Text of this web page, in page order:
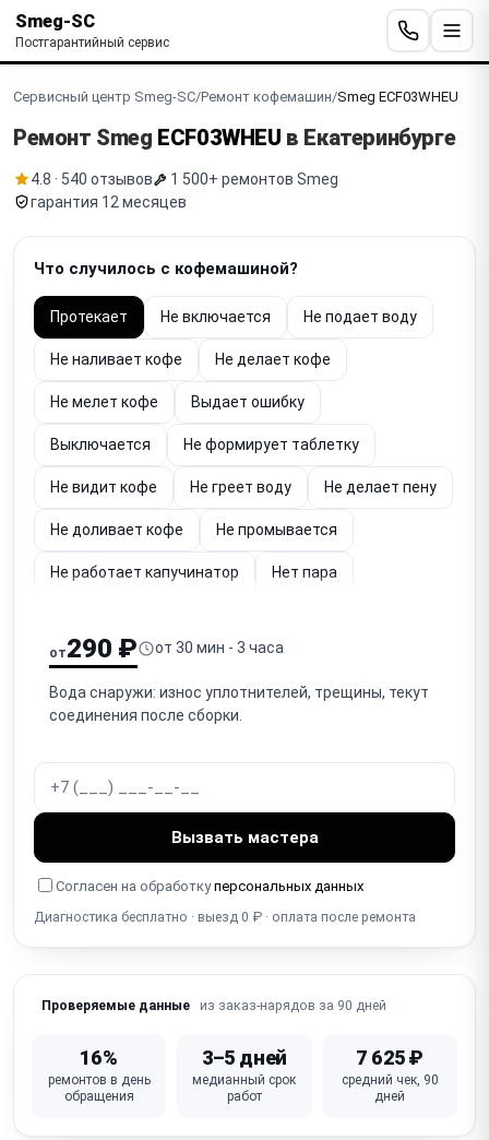
Smeg-SC
Постгарантийный сервис
Сервисный центр Smeg-SC/Ремонт кофемашин/Smeg ECF03WHEU
Ремонт Smeg ECF03WHEU в Екатеринбурге
4.8 · 540 отзывов
1 500+ ремонтов Smeg
гарантия 12 месяцев
Что случилось с кофемашиной?
Протекает Не включается Не подает воду
Не наливает кофе Не делает кофе
Не мелет кофе Выдает ошибку
Выключается Не формирует таблетку
Не видит кофе Не греет воду Не делает пену
Не доливает кофе Не промывается
Не работает капучинатор Нет пара
Шумит Жидкость в контейнере для отходов
Кофе слабый и невкусный
Засорилась
от290 ₽ от 30 мин - 3 часа
Вода снаружи: износ уплотнителей, трещины, текут
соединения после сборки.
Вызвать мастера
Согласен на обработкуперсональных данных
Диагностика бесплатно · выезд 0 ₽ · оплата после ремонта
Проверяемые данные из заказ-нарядов за 90 дней
16%
ремонтов в день
обращения
3–5 дней
медианный срок
работ
7 625 ₽
средний чек, 90
дней